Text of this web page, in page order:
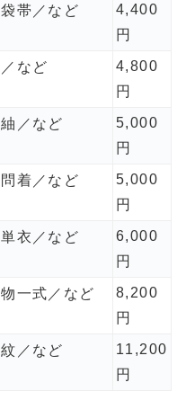
帯／など
4,400
円
など
4,800
円
／など
5,000
円
着／など
5,000
円
衣／など
6,000
円
一式／など
8,200
円
／など
11,200
円